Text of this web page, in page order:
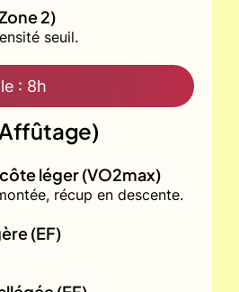
2)
seuil.
: 8h
léger (VO2max)
récup en descente.
(EF)